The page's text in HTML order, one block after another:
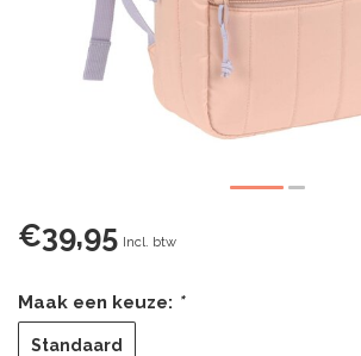
€39,95 Incl. btw
Maak een keuze: *
Standaard